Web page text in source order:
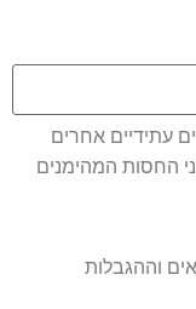
עתידיים אחרים
החסות המהימנים
וההגבלות